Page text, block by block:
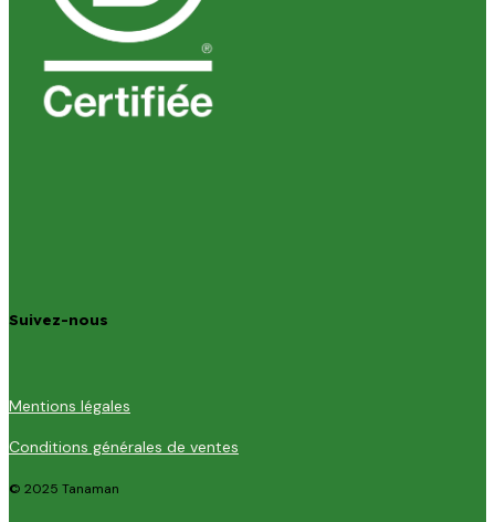
Suivez-nous
Mentions légales
Conditions générales de ventes
© 2025 Tanaman